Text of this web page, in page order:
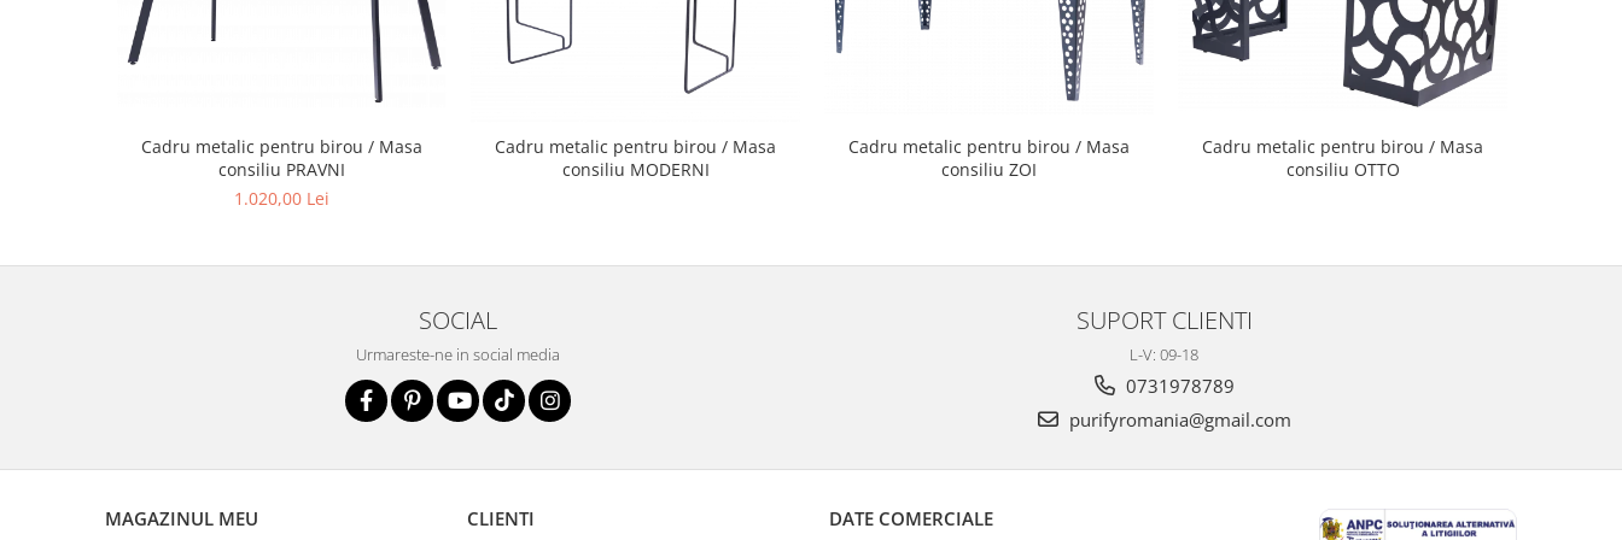
Cadru metalic pentru birou / Masa
consiliu PRAVNI
1.020,00 Lei
Cadru metalic pentru birou / Masa
consiliu MODERNI
Cadru metalic pentru birou / Masa
consiliu ZOI
Cadru metalic pentru birou / Masa
consiliu OTTO
SOCIAL
Urmareste-ne in social media
SUPORT CLIENTI
L-V: 09-18
0731978789
purifyromania@gmail.com
MAGAZINUL MEU CLIENTI DATE COMERCIALE